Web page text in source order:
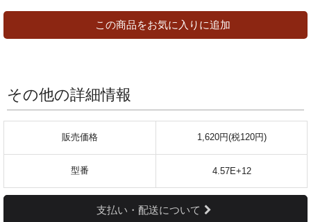
この商品をお気に入りに追加
その他の詳細情報
販売価格 1,620円(税120円)
型番 4.57E+12
支払い・配送について